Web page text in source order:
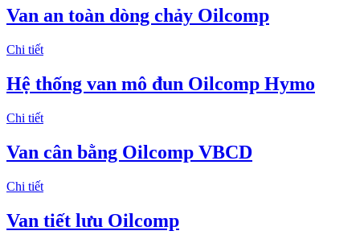
Van an toàn dòng chảy Oilcomp
Chi tiết
Hệ thống van mô đun Oilcomp Hymo
Chi tiết
Van cân bằng Oilcomp VBCD
Chi tiết
Van tiết lưu Oilcomp